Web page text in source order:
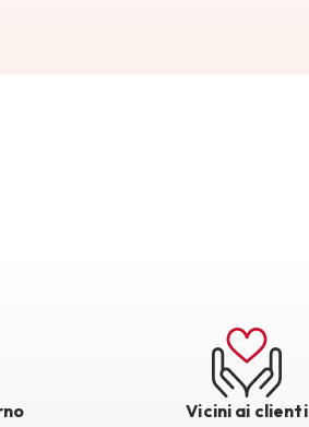
Vicini ai clienti